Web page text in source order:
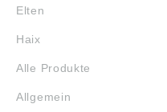
Elten
Haix
Alle Produkte
Allgemein